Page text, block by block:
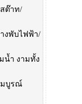
ต๊าท/
งพับไฟฟ้า/
น้ำ งามทั้ง
มบูรณ์